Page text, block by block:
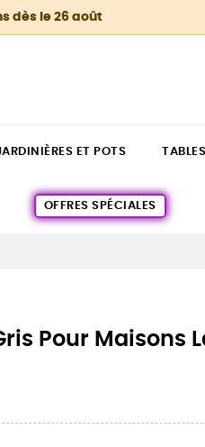
dès le 26 août
ET POTS
OFFRES SPÉCIALES
Pour Maisons